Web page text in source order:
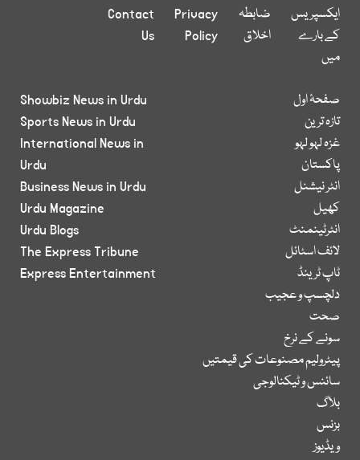
ایکسپریس
کے بارے
میں
ضابطہ
اخلاق
Privacy
Policy
Contact
Us
صفحۂ اول
تازہ ترین
غزہ لہو لہو
پاکستان
انٹر نیشنل
کھیل
انٹرٹینمنٹ
لائف اسٹائل
ٹاپ ٹرینڈ
دلچسپ و عجیب
صحت
سونے کے نرخ
پیٹرولیم مصنوعات کی قیمتیں
سائنس و ٹیکنالوجی
بلاگ
بزنس
ویڈیوز
Showbiz News in Urdu
Sports News in Urdu
International News in
Urdu
Business News in Urdu
Urdu Magazine
Urdu Blogs
The Express Tribune
Express Entertainment